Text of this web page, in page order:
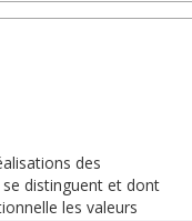
des
distinguent et dont
les valeurs